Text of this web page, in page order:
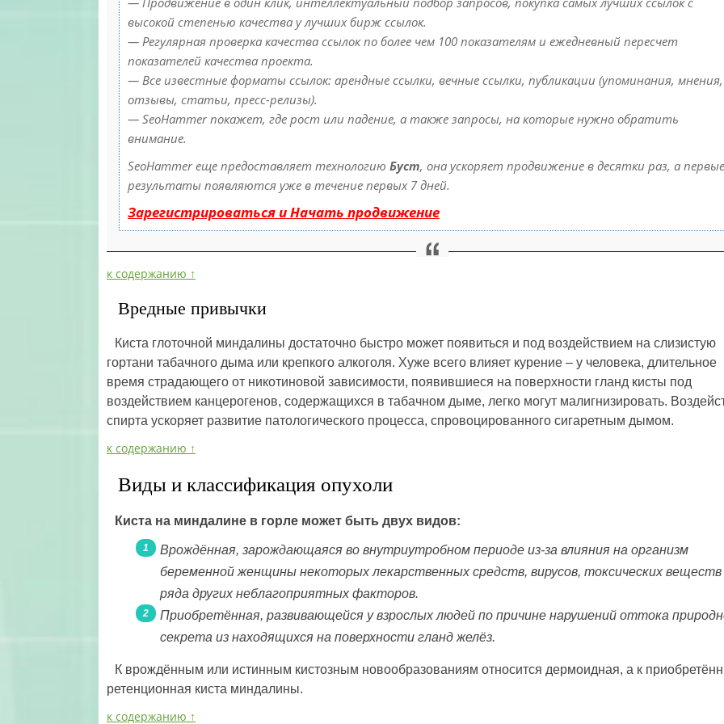
высокой степенью качества у лучших бирж ссылок.
— Регулярная проверка качества ссылок по более чем 100 показателям и ежедневный пересчет
показателей качества проекта.
— Все известные форматы ссылок: арендные ссылки, вечные ссылки, публикации (упоминания, мнения,
отзывы, статьи, пресс-релизы).
— SeoHammer покажет, где рост или падение, а также запросы, на которые нужно обратить
внимание.
SeoHammer еще предоставляет технологию Буст, она ускоряет продвижение в десятки раз, а первые
результаты появляются уже в течение первых 7 дней.
Зарегистрироваться и Начать продвижение
к содержанию ↑
Вредные привычки
Киста глоточной миндалины достаточно быстро может появиться и под воздействием на слизистую
гортани табачного дыма или крепкого алкоголя. Хуже всего влияет курение – у человека, длительное
время страдающего от никотиновой зависимости, появившиеся на поверхности гланд кисты под
воздействием канцерогенов, содержащихся в табачном дыме, легко могут малигнизировать.
спирта ускоряет развитие патологического процесса, спровоцированного сигаретным дымом.
к содержанию ↑
Виды и классификация опухоли
Киста на миндалине в горле может быть двух видов:
Врождённая, зарождающаяся во внутриутробном периоде из-за влияния на организм
беременной женщины некоторых лекарственных средств, вирусов, токсических веществ
ряда других неблагоприятных факторов.
Приобретённая, развивающейся у взрослых людей по причине нарушений оттока
секрета из находящихся на поверхности гланд желёз.
К врождённым или истинным кистозным новообразованиям относится дермоидная, а к
ретенционная киста миндалины.
к содержанию ↑